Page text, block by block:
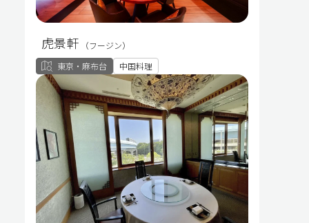
虎景軒
（フージン）
東京・麻布台
中国料理